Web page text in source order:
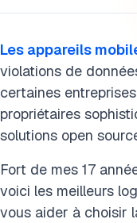
Les appareils
violations de
certaines
propriétaires
solutions open
Fort de mes 17
voici les meilleurs
vous aider à choisir